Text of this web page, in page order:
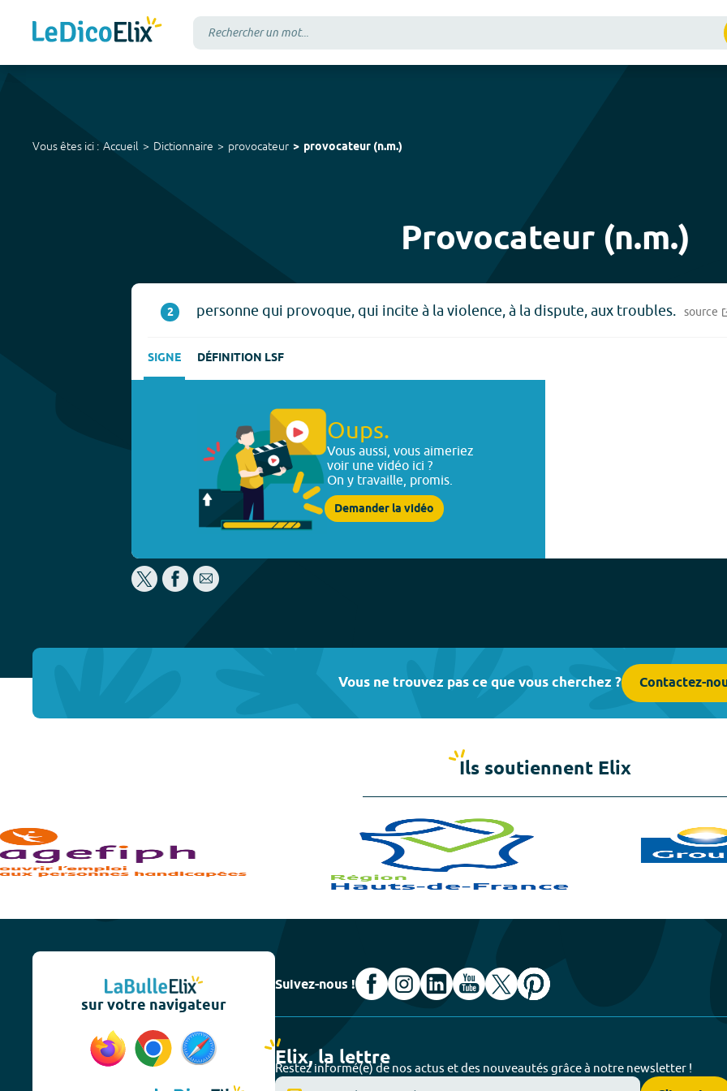
Vous êtes ici : Accueil Dictionnaire provocateur provocateur (n.m.)
Provocateur (n.m.)
2 personne qui provoque, qui incite à la violence, à la dispute, aux troubles. source
SIGNE DÉFINITION LSF
Oups.
Vous aussi, vous aimeriez
voir une vidéo ici ?
On y travaille, promis.
Demander la vidéo
Vous ne trouvez pas ce que vous cherchez ? Contactez-
Ils soutiennent Elix
sur votre navigateur
Suivez-nous !
Elix, la lettre
Restez informé(e) de nos actus et des nouveautés grâce à notre newsletter !